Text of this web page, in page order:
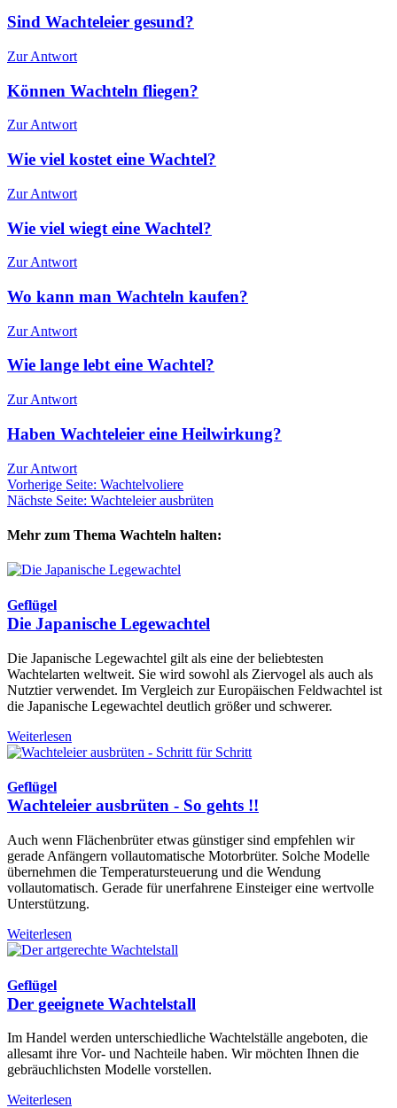
Sind Wachteleier gesund?
Zur Antwort
Können Wachteln fliegen?
Zur Antwort
Wie viel kostet eine Wachtel?
Zur Antwort
Wie viel wiegt eine Wachtel?
Zur Antwort
Wo kann man Wachteln kaufen?
Zur Antwort
Wie lange lebt eine Wachtel?
Zur Antwort
Haben Wachteleier eine Heilwirkung?
Zur Antwort
Vorherige Seite: Wachtelvoliere
Nächste Seite: Wachteleier ausbrüten
Mehr zum Thema Wachteln halten:
Geflügel
Die Japanische Legewachtel
Die Japanische Legewachtel gilt als eine der beliebtesten
Wachtelarten weltweit. Sie wird sowohl als Ziervogel als auch als
Nutztier verwendet. Im Vergleich zur Europäischen Feldwachtel ist
die Japanische Legewachtel deutlich größer und schwerer.
Weiterlesen
Geflügel
Wachteleier ausbrüten - So gehts !!
Auch wenn Flächenbrüter etwas günstiger sind empfehlen wir
gerade Anfängern vollautomatische Motorbrüter. Solche Modelle
übernehmen die Temperatursteuerung und die Wendung
vollautomatisch. Gerade für unerfahrene Einsteiger eine wertvolle
Unterstützung.
Weiterlesen
Geflügel
Der geeignete Wachtelstall
Im Handel werden unterschiedliche Wachtelställe angeboten, die
allesamt ihre Vor- und Nachteile haben. Wir möchten Ihnen die
gebräuchlichsten Modelle vorstellen.
Weiterlesen